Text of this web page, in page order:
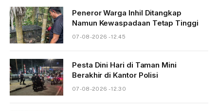
Peneror Warga Inhil Ditangkap
Namun Kewaspadaan Tetap Tinggi
07-08-2026 - 12.45
Pesta Dini Hari di Taman Mini
Berakhir di Kantor Polisi
07-08-2026 - 12.30